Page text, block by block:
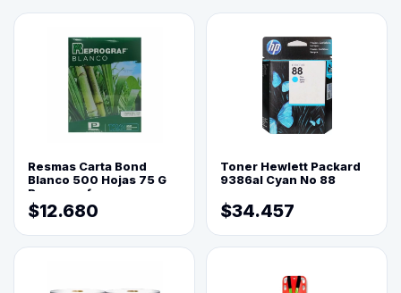
Resmas Carta Bond
Blanco 500 Hojas 75 G
Reprograf.
$12.680
Toner Hewlett Packard
9386al Cyan No 88
$34.457